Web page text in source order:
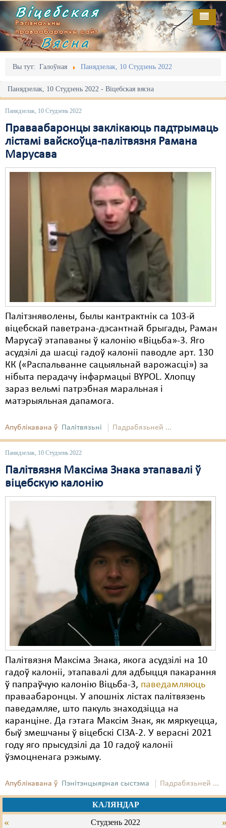
Віцебская
Рэгіянальны
праваабарончы сайт
Вясна
Вы тут: Галоўная Панядзелак, 10 Студзень 2022
Панядзелак, 10 Студзень 2022 - Віцебская вясна
Панядзелак, 10 Студзень 2022
Праваабаронцы заклікаюць падтрымаць
лістамі вайскоўца-палітвязня Рамана
Марусава
Палітзняволены, былы кантрактнік са 103-й
віцебскай паветрана-дэсантнай брыгады, Раман
Марусаў этапаваны ў калонію «Віцьба»-3. Яго
асудзілі да шасці гадоў калоніі паводле арт. 130
КК («Распальванне сацыяльнай варожасці») за
нібыта перадачу інфармацыі BYPOL. Хлопцу
зараз вельмі патрэбная маральная і
матэрыяльная дапамога.
Апублікавана ў Палітвязьні Падрабязьней ...
Панядзелак, 10 Студзень 2022
Палітвязня Максіма Знака этапавалі ў
віцебскую калонію
Палітвязня Максіма Знака, якога асудзілі на 10
гадоў калоніі, этапавалі для адбыцця пакарання
ў папраўчую калонію Віцьба-3, паведамляюць
праваабаронцы. У апошніх лістах палітвязень
паведамляе, што пакуль знаходзіцца на
каранціне. Да гэтага Максім Знак, як мяркуецца,
быў змешчаны ў віцебскі СІЗА-2. У верасні 2021
году яго прысудзілі да 10 гадоў калоніі
ўзмоцненага рэжыму.
Апублікавана ў Пэнітэнцыярная сыстэма Падрабязьней ...
КАЛЯНДАР
« Студзень 2022
Галоўная
Адміністрацыйны перасьлед
Акцыі
Выбары
Грамадзянскія ініцыятывы
Дзяржава
Затрыманьні
Карная псыхіятрыя
Культурныя правы
Мігранты
Мірныя сходы
Палітвязьні
Праваабаронцы
Правы дзіцяці
Пэнітэнцыярная сыстэма
Распальваньне варожасьці
Свабода слова
Свабода сумленьня
Сьмяротнае пакараньне
Сацыяльныя правы
Выданьні
Відэа
Пра нас
RSS